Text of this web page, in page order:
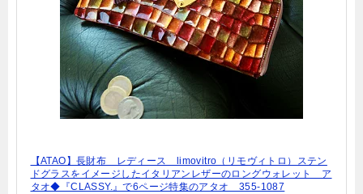
【ATAO】長財布 レディース limovitro（リモヴィトロ）ステン
ドグラスをイメージしたイタリアンレザーのロングウォレット ア
タオ◆『CLASSY.』で6ページ特集のアタオ 355-1087